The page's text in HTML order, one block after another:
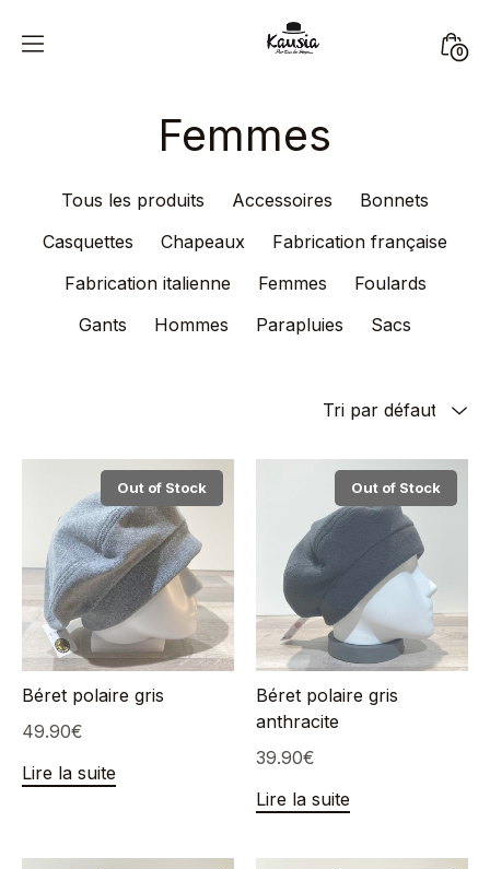
0
Femmes
Tous les produits Accessoires
Bonnets
Casquettes
Chapeaux
Fabrication française
Fabrication italienne
Femmes
Foulards
Gants
Hommes Parapluies Sacs
Out of Stock
Béret polaire gris
49.90€
Lire la suite
Out of Stock
Béret polaire gris
anthracite
39.90€
Lire la suite